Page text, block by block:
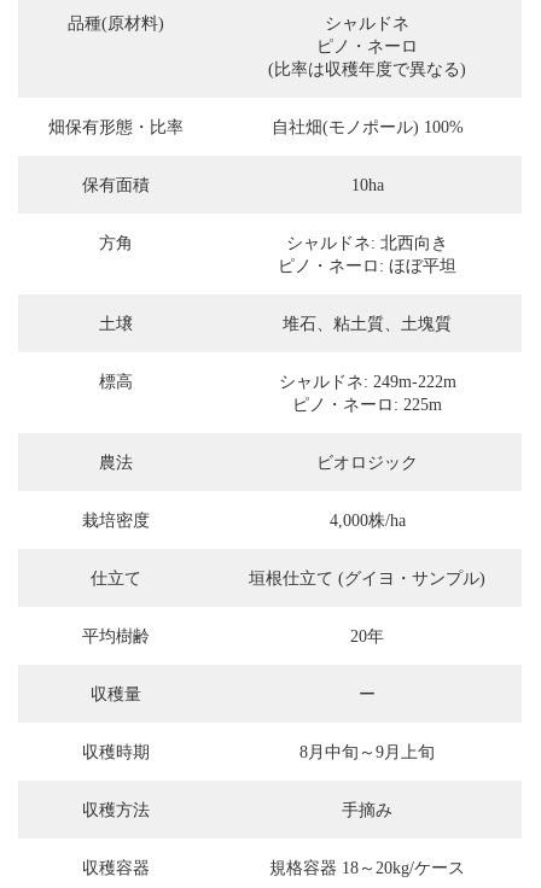
品種(原材料)
シャルドネ
ピノ・ネーロ
(比率は収穫年度で異なる)
畑保有形態・比率 自社畑(モノポール) 100%
保有面積 10ha
方角
シャルドネ: 北西向き
ピノ・ネーロ: ほぼ平坦
土壌 堆石、粘土質、土塊質
標高
シャルドネ: 249m-222m
ピノ・ネーロ: 225m
農法 ビオロジック
栽培密度 4,000株/ha
仕立て 垣根仕立て (グイヨ・サンプル)
平均樹齢 20年
収穫量 ー
収穫時期 8月中旬～9月上旬
収穫方法 手摘み
収穫容器 規格容器 18～20kg/ケース